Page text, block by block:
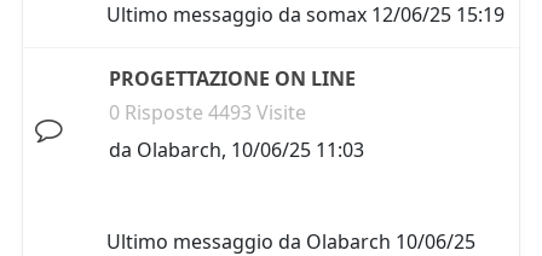
Ultimo messaggio da somax 12/06/25 15:19
PROGETTAZIONE ON LINE
0 Risposte 4493 Visite
da Olabarch, 10/06/25 11:03
Ultimo messaggio da Olabarch 10/06/25